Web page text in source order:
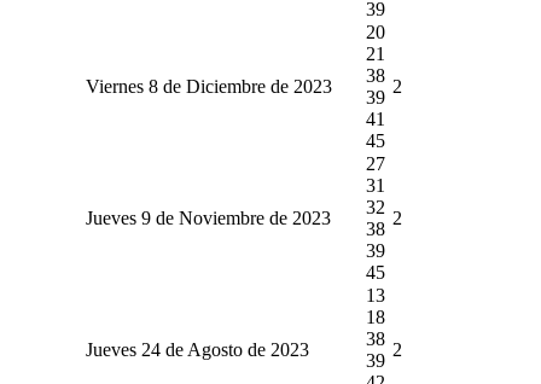
39
Viernes 8 de Diciembre de 2023
20
21
38
39
41
45
2
Jueves 9 de Noviembre de 2023
27
31
32
38
39
45
2
Jueves 24 de Agosto de 2023
13
18
38
39
2